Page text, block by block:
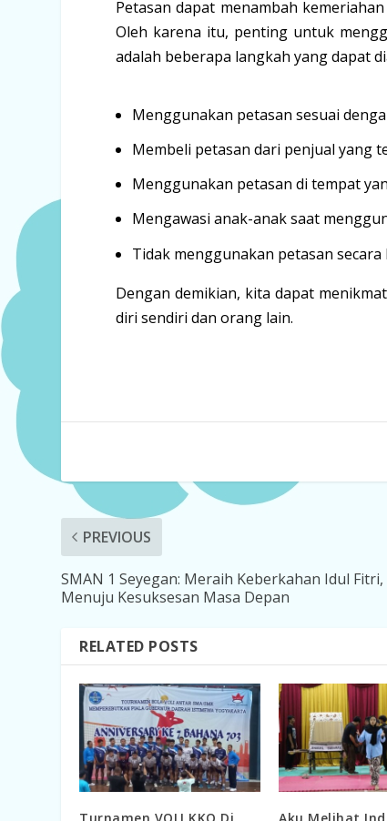
Petasan dapat menambah
Oleh karena itu, penting untuk
adalah beberapa langkah yang dapat
Menggunakan petasan sesuai
Membeli petasan dari penjual yang
Menggunakan petasan di tempat
Mengawasi anak-anak saat
Tidak menggunakan petasan
Dengan demikian, kita dapat
diri sendiri dan orang lain.
PREVIOUS
SMAN 1 Seyegan: Meraih Keberkahan Idul Fitri,
Menuju Kesuksesan Masa Depan
RELATED POSTS